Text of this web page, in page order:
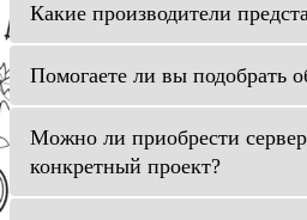
Какие производители
Помогаете ли вы подобрать
Можно ли приобрести
конкретный проект?